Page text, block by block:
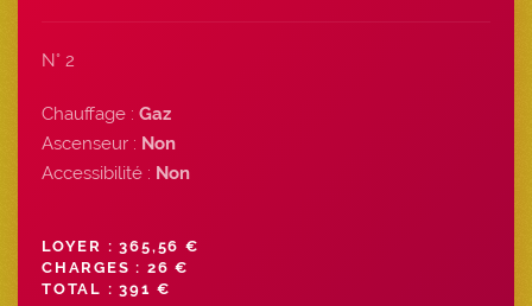
N° 2
Chauffage : Gaz
Ascenseur : Non
Accessibilité : Non
LOYER : 365,56 €
CHARGES : 26 €
TOTAL : 391 €